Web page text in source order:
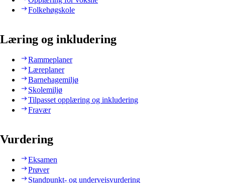
Folkehøgskole
Læring og inkludering
Rammeplaner
Læreplaner
Barnehagemiljø
Skolemiljø
Tilpasset opplæring og inkludering
Fravær
Vurdering
Eksamen
Prøver
Standpunkt- og underveisvurdering